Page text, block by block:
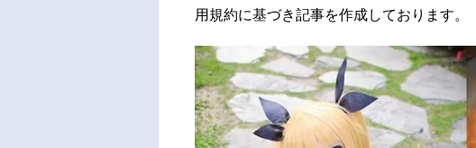
用規約に基づき記事を作成しております。